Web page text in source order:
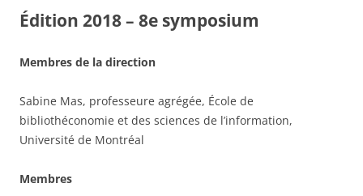
Édition 2018 – 8e symposium
Membres de la direction
Sabine Mas, professeure agrégée, École de
bibliothéconomie et des sciences de l’information,
Université de Montréal
Membres